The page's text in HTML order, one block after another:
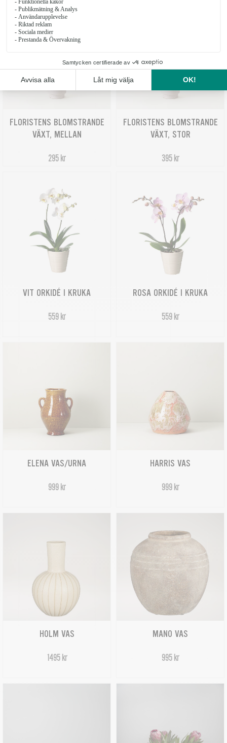
FLORISTENS BLOMSTRANDE
VÄXT, MELLAN
295 kr
FLORISTENS BLOMSTRANDE
VÄXT, STOR
395 kr
VIT ORKIDÉ I KRUKA
559 kr
ROSA ORKIDÉ I KRUKA
559 kr
ELENA VAS/URNA
999 kr
HARRIS VAS
999 kr
HOLM VAS
1495 kr
MANO VAS
995 kr